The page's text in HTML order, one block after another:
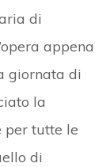
di
appena
giornata di
la
per tutte le
di